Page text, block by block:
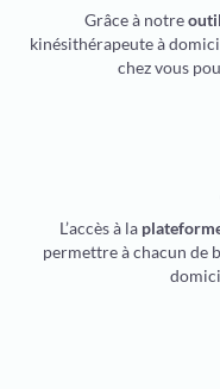
Grâce à notre
kinésithérapeute à
chez vous
L’accès à la
permettre à chacun de